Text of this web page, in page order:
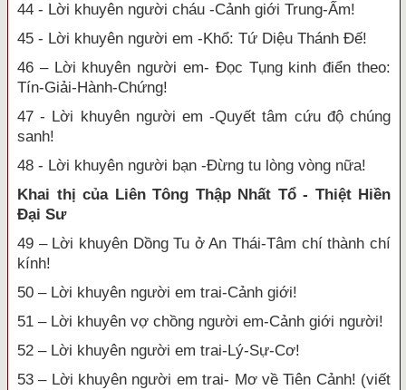
44 - Lời khuyên người cháu -Cảnh giới Trung-Ấm!
45 - Lời khuyên người em -Khổ: Tứ Diệu Thánh Đế!
46 – Lời khuyên người em- Đọc Tụng kinh điển theo:
Tín-Giải-Hành-Chứng!
47 - Lời khuyên người em -Quyết tâm cứu độ chúng
sanh!
48 - Lời khuyên người bạn -Đừng tu lòng vòng nữa!
Khai thị của Liên Tông Thập Nhất Tổ - Thiệt Hiền
Đại Sư
49 – Lời khuyên Dồng Tu ở An Thái-Tâm chí thành chí
kính!
50 – Lời khuyên người em trai-Cảnh giới!
51 – Lời khuyên vợ chồng người em-Cảnh giới người!
52 – Lời khuyên người em trai-Lý-Sự-Cơ!
53 – Lời khuyên người em trai- Mơ về Tiên Cảnh! (viết